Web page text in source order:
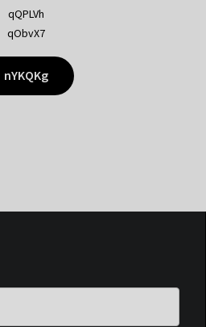
qQPLVh
qObvX7
nYKQKg